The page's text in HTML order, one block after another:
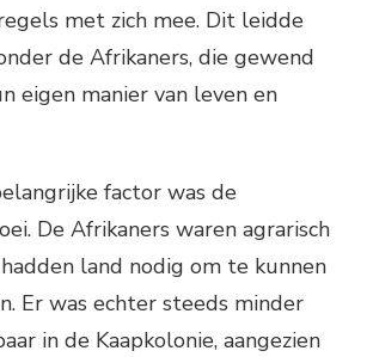
met zich mee. Dit leidde
de Afrikaners, die gewend
eigen manier van leven en
factor was de
De Afrikaners waren agrarisch
land nodig om te kunnen
Er was echter steeds minder
in de Kaapkolonie, aangezien